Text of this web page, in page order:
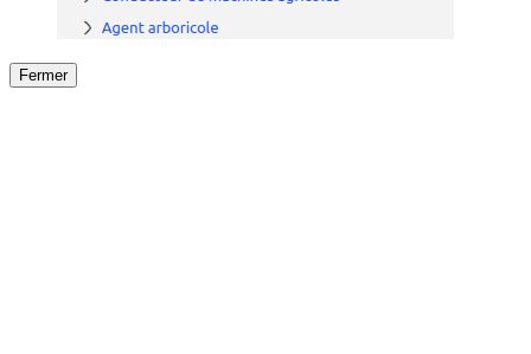
Fermer